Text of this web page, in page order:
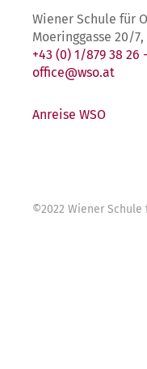
Wiener Schule für
Moeringgasse 20/7,
+43 (0) 1/879 38 26
office@wso.at
Anreise WSO
©2022 Wiener